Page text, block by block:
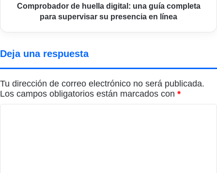
presencia
línea
Comprobador de huella digital: una guía completa
para supervisar su presencia en línea
Deja una respuesta
Tu dirección de correo electrónico no será publicada.
Los campos obligatorios están marcados con *